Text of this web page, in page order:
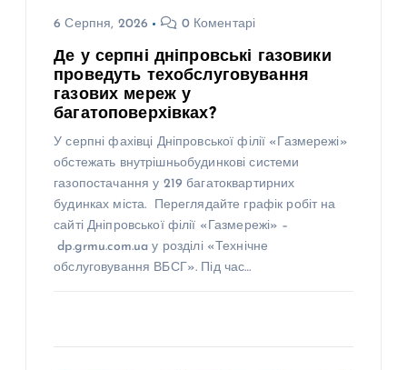
6 Серпня, 2026 0 Коментарі
Де у серпні дніпровські газовики
проведуть техобслуговування
газових мереж у
багатоповерхівках?
У серпні фахівці Дніпровської філії «Газмережі»
обстежать внутрішньобудинкові системи
газопостачання у 219 багатоквартирних
будинках міста. Переглядайте графік робіт на
сайті Дніпровської філії «Газмережі» –
dp.grmu.com.ua у розділі «Технічне
обслуговування ВБСГ». Під час…